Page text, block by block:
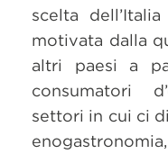
scelta
motivata dalla
altri paesi a
consumatori
settori in cui ci